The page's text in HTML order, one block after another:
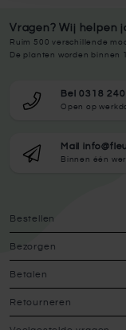
Vragen? Wij helpen
Ruim 500 verschillende
De planten worden binnen
Bel 0318
Open op
Mail
Binnen één
Bestellen
Bezorgen
Betalen
Retourneren